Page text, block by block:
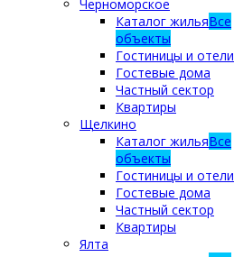
Черноморское
Каталог жильяВсе
объекты
Гостиницы и отели
Гостевые дома
Частный сектор
Квартиры
Щелкино
Каталог жильяВсе
объекты
Гостиницы и отели
Гостевые дома
Частный сектор
Квартиры
Ялта